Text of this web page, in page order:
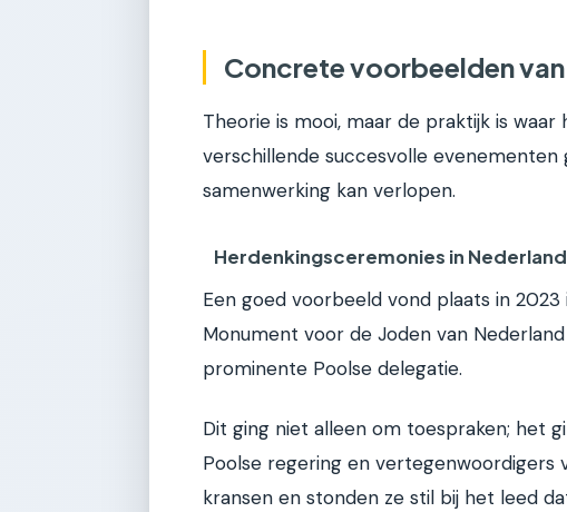
Concrete voorbeelden
Theorie is mooi, maar de praktijk is
verschillende succesvolle
samenwerking kan verlopen.
Herdenkingsceremonies in Nederland
Een goed voorbeeld vond plaats in
Monument voor de Joden van
prominente Poolse delegatie.
Dit ging niet alleen om toespraken; het
Poolse regering en vertegenwoordigers
kransen en stonden ze stil bij het leed